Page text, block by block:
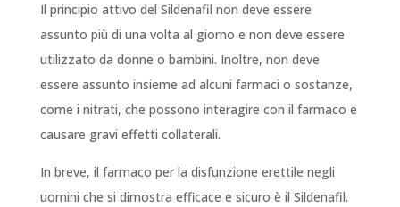
Il principio attivo del Sildenafil non deve essere
assunto più di una volta al giorno e non deve essere
utilizzato da donne o bambini. Inoltre, non deve
essere assunto insieme ad alcuni farmaci o sostanze,
come i nitrati, che possono interagire con il farmaco e
causare gravi effetti collaterali.
In breve, il farmaco per la disfunzione erettile negli
uomini che si dimostra efficace e sicuro è il Sildenafil.